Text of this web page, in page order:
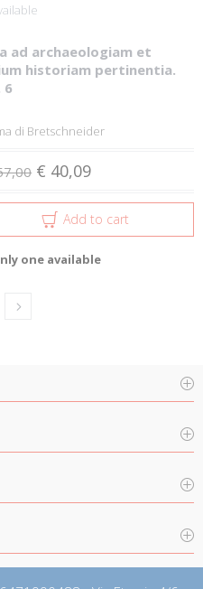
ad archaeologiam et
historiam pertinentia.
6
di Bretschneider
€ 40,09
Add to cart
one available